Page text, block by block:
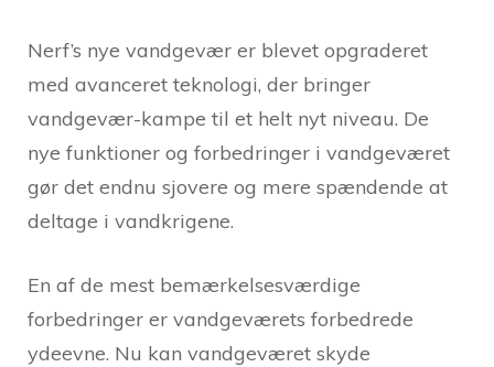
Nerf’s nye vandgevær er blevet opgraderet
med avanceret teknologi, der bringer
vandgevær-kampe til et helt nyt niveau. De
nye funktioner og forbedringer i vandgeværet
gør det endnu sjovere og mere spændende at
deltage i vandkrigene.
En af de mest bemærkelsesværdige
forbedringer er vandgeværets forbedrede
ydeevne. Nu kan vandgeværet skyde